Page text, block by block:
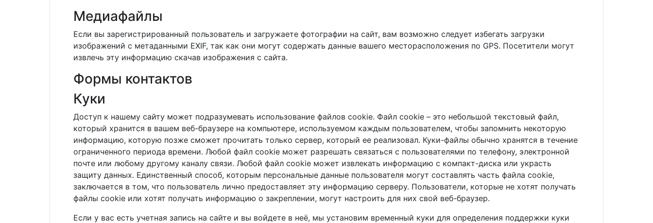
Медиафайлы
Если вы зарегистрированный пользователь и загружаете фотографии на сайт, вам возможно следует избегать загрузки
изображений с метаданными EXIF, так как они могут содержать данные вашего месторасположения по GPS. Посетители могут
извлечь эту информацию скачав изображения с сайта.
Формы контактов
Куки
Доступ к нашему сайту может подразумевать использование файлов cookie. Файл cookie – это небольшой текстовый файл,
который хранится в вашем веб-браузере на компьютере, используемом каждым пользователем, чтобы запомнить некоторую
информацию, которую позже сможет прочитать только сервер, который ее реализовал. Куки-файлы обычно хранятся в течение
ограниченного периода времени. Любой файл cookie может разрешать связаться с пользователями по телефону, электронной
почте или любому другому каналу связи. Любой файл cookie может извлекать информацию с компакт-диска или украсть
защиту данных. Единственный способ, которым персональные данные пользователя могут составлять часть файла cookie,
заключается в том, что пользователь лично предоставляет эту информацию серверу. Пользователи, которые не хотят получать
файлы cookie или хотят получать информацию о закреплении, могут настроить для них свой веб-браузер.
Если у вас есть учетная запись на сайте и вы войдете в неё, мы установим временный куки для определения поддержки куки